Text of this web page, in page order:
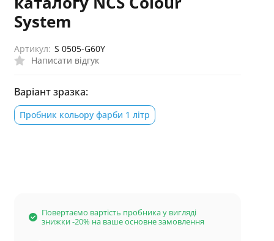
System
Написати відгук
Артикул: S 0505-G60Y
Варіант зразка:
Пробник кольору фарби 1 літр
Повертаємо вартість пробника у вигляді
знижки -20% на ваше основне замовлення